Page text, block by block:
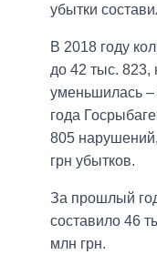
убытки
В 2018 году
до 42 тыс. 823,
уменьшилась –
года
805
грн убытков.
За прошлый
составило 46
млн грн.